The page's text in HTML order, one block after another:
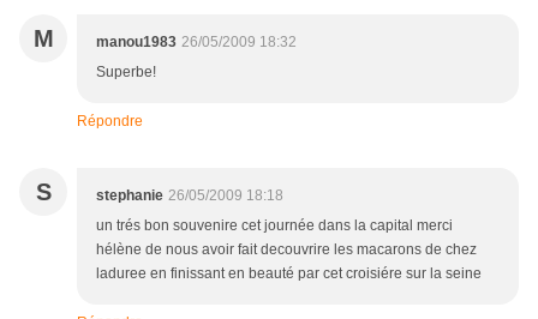
M manou1983 26/05/2009 18:32
Superbe!
Répondre
S stephanie 26/05/2009 18:18
un trés bon souvenire cet journée dans la capital merci
hélène de nous avoir fait decouvrire les macarons de chez
laduree en finissant en beauté par cet croisiére sur la seine